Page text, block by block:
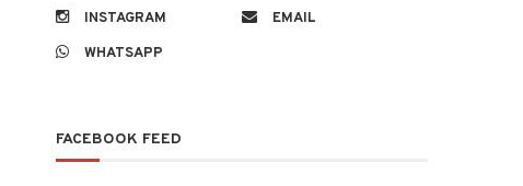
INSTAGRAM
EMAIL
WHATSAPP
FACEBOOK FEED